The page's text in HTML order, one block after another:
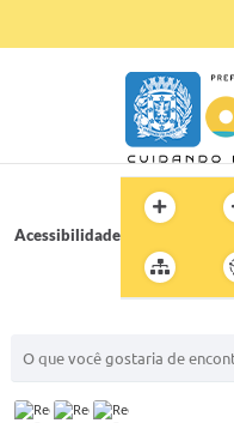
Acessibilidade